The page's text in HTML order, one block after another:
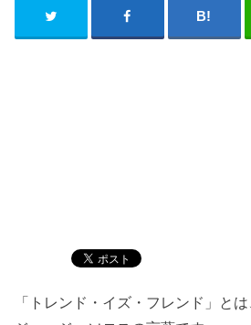
「トレンド・イズ・フレンド」と